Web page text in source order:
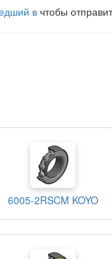
в чтобы
6005-2RSCM KOYO